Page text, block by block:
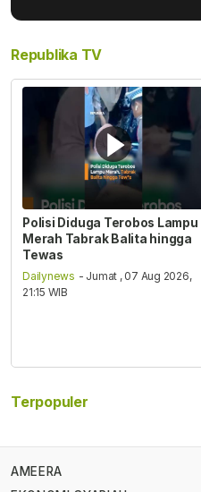
Republika TV
Polisi Diduga Terobos Lampu
Merah Tabrak Balita hingga
Tewas
Dailynews - Jumat , 07 Aug 2026,
21:15 WIB
Terpopuler
AMEERA